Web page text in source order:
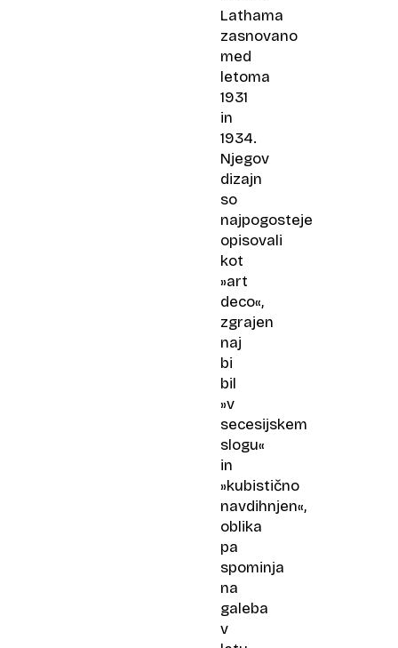
Lathama
zasnovano
med
letoma
1931
in
1934.
Njegov
dizajn
so
najpogosteje
opisovali
kot
»art
deco«,
zgrajen
naj
bi
bil
»v
secesijskem
slogu«
in
»kubistično
navdihnjen«,
oblika
pa
spominja
na
galeba
v